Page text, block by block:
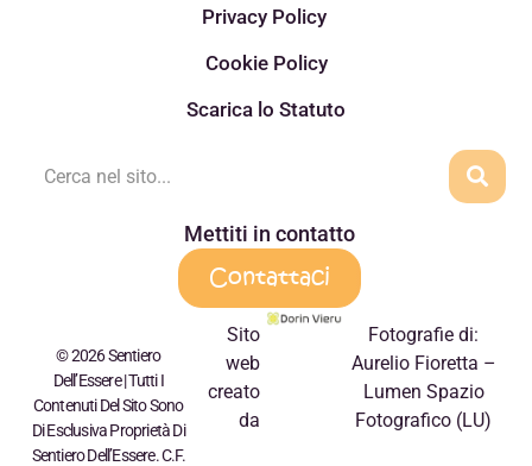
Privacy Policy
Cookie Policy
Scarica lo Statuto
Mettiti in contatto
Contattaci
© 2026 Sentiero
Dell’Essere | Tutti I
Contenuti Del Sito Sono
Di Esclusiva Proprietà Di
Sentiero Dell’Essere. C.F.
Sito
web
creato
da
Fotografie di:
Aurelio Fioretta –
Lumen Spazio
Fotografico (LU)